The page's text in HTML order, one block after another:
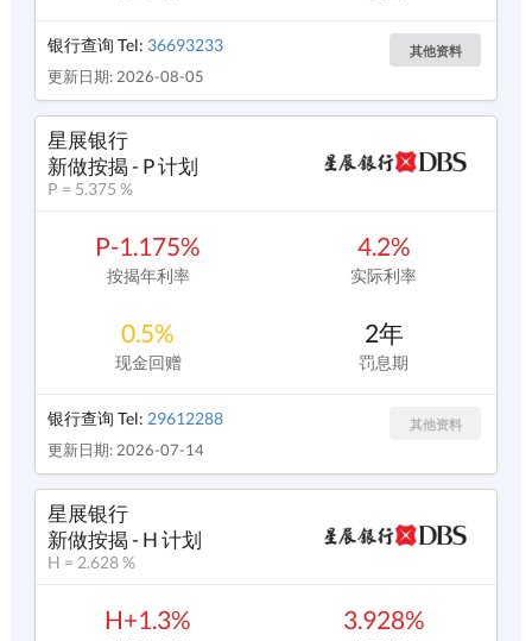
银行查询 Tel: 36693233
更新日期: 2026-08-05
其他资料
星展银行
新做按揭 - P 计划
P = 5.375 %
P-1.175%
按揭年利率
4.2%
实际利率
0.5%
现金回赠
2年
罚息期
银行查询 Tel: 29612288
更新日期: 2026-07-14
其他资料
星展银行
新做按揭 - H 计划
H = 2.628 %
H+1.3% 3.928%